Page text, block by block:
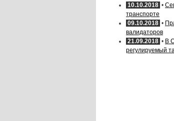
10.10.2018 •
транспорте
09.10.2018 •
валидаторов
21.09.2018 • В
регулируемый